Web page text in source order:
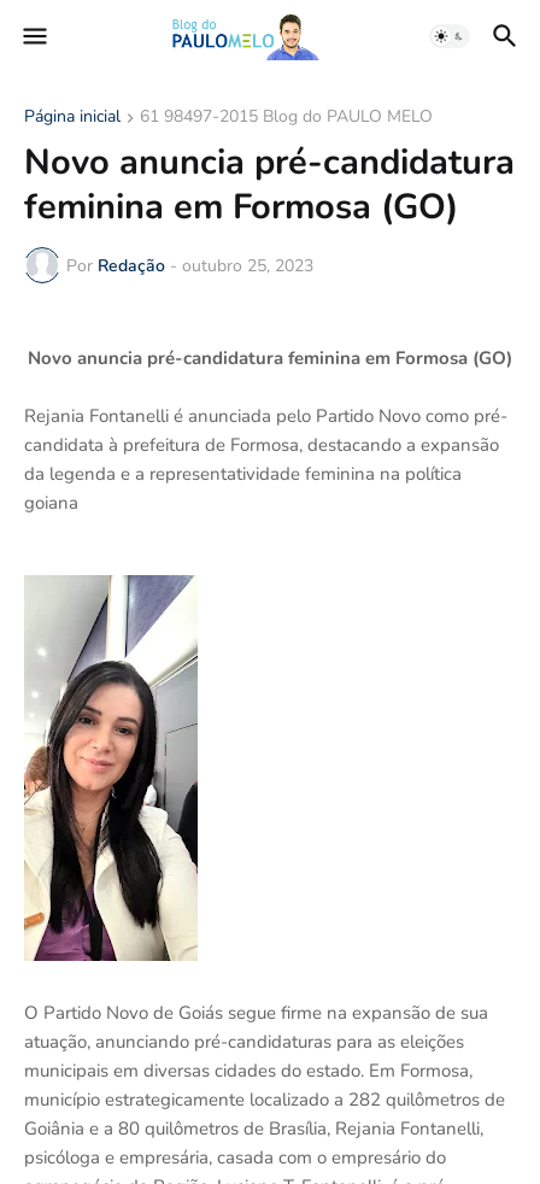
Página inicial 61 98497-2015 Blog do PAULO MELO
Novo anuncia pré-candidatura
feminina em Formosa (GO)
Por Redação - outubro 25, 2023
Novo anuncia pré-candidatura feminina em Formosa (GO)
Rejania Fontanelli é anunciada pelo Partido Novo como pré-
candidata à prefeitura de Formosa, destacando a expansão
da legenda e a representatividade feminina na política
goiana
O Partido Novo de Goiás segue firme na expansão de sua
atuação, anunciando pré-candidaturas para as eleições
municipais em diversas cidades do estado. Em Formosa,
município estrategicamente localizado a 282 quilômetros de
Goiânia e a 80 quilômetros de Brasília, Rejania Fontanelli,
psicóloga e empresária, casada com o empresário do